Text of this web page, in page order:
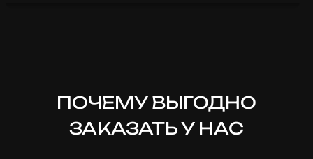
ПОЧЕМУ ВЫГОДНО
ЗАКАЗАТЬ У НАС